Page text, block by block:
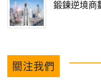
鍛鍊逆境
關注我們